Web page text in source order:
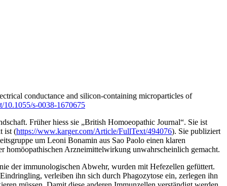
conductance and silicon-containing microparticles of
10.1055/s-0038-1670675
Früher hiess sie „British Homoeopathic Journal“. Sie ist
ist (https://www.karger.com/Article/FullText/494076). Sie publiziert
um Leoni Bonamin aus Sao Paolo einen klaren
homöopathischen Arzneimittelwirkung unwahrscheinlich gemacht.
der immunologischen Abwehr, wurden mit Hefezellen gefüttert.
verleiben ihn sich durch Phagozytose ein, zerlegen ihn